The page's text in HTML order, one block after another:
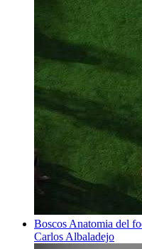
Boscos Anatomia del
Carlos Albaladejo